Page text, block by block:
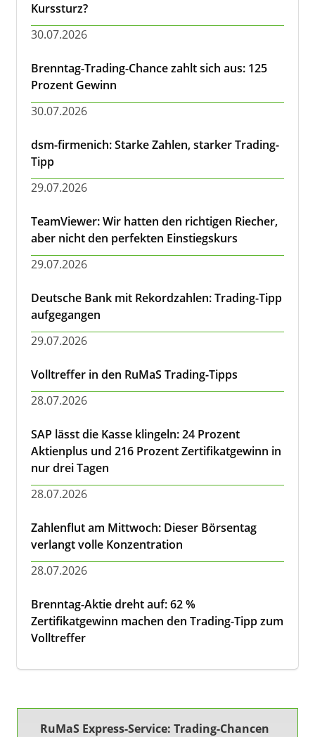
Kurssturz?
30.07.2026
Brenntag-Trading-Chance zahlt sich aus: 125
Prozent Gewinn
30.07.2026
dsm-firmenich: Starke Zahlen, starker Trading-
Tipp
29.07.2026
TeamViewer: Wir hatten den richtigen Riecher,
aber nicht den perfekten Einstiegskurs
29.07.2026
Deutsche Bank mit Rekordzahlen: Trading-Tipp
aufgegangen
29.07.2026
Volltreffer in den RuMaS Trading-Tipps
28.07.2026
SAP lässt die Kasse klingeln: 24 Prozent
Aktienplus und 216 Prozent Zertifikatgewinn in
nur drei Tagen
28.07.2026
Zahlenflut am Mittwoch: Dieser Börsentag
verlangt volle Konzentration
28.07.2026
Brenntag-Aktie dreht auf: 62 %
Zertifikatgewinn machen den Trading-Tipp zum
Volltreffer
RuMaS Express-Service: Trading-Chancen